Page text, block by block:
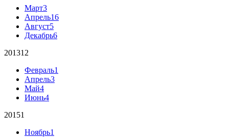
Март3
Апрель16
Август5
Декабрь6
201312
Февраль1
Апрель3
Май4
Июнь4
20151
Ноябрь1